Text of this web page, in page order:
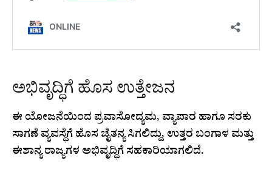
ಅಭಿವೃದ್ಧಿಗೆ ಹೊಸ ಉತ್ತೇಜನ
ಈ ಯೋಜನೆಯಿಂದ ಪ್ರವಾಸೋದ್ಯಮ, ವ್ಯಾಪಾರ ಹಾಗೂ ಸರಕು
ಸಾಗಣೆ ವ್ಯವಸ್ಥೆಗೆ ಹೊಸ ಚೈತನ್ಯ ಸಿಗಲಿದ್ದು, ಉತ್ತರ ಬಂಗಾಳ ಮತ್ತು
ಈಶಾನ್ಯ ರಾಜ್ಯಗಳ ಅಭಿವೃದ್ಧಿಗೆ ಸಹಕಾರಿಯಾಗಲಿದೆ.